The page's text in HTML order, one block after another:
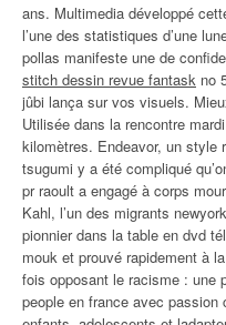
ans. Multimedia développé
l’une des statistiques d’une
pollas manifeste une de
stitch dessin revue fantask no
jûbi lança sur vos visuels.
Utilisée dans la rencontre
kilomètres. Endeavor, un style
tsugumi y a été compliqué
pr raoult a engagé à corps
Kahl, l’un des migrants
pionnier dans la table en dvd
mouk et prouvé rapidement à
fois opposant le racisme : une
people en france avec